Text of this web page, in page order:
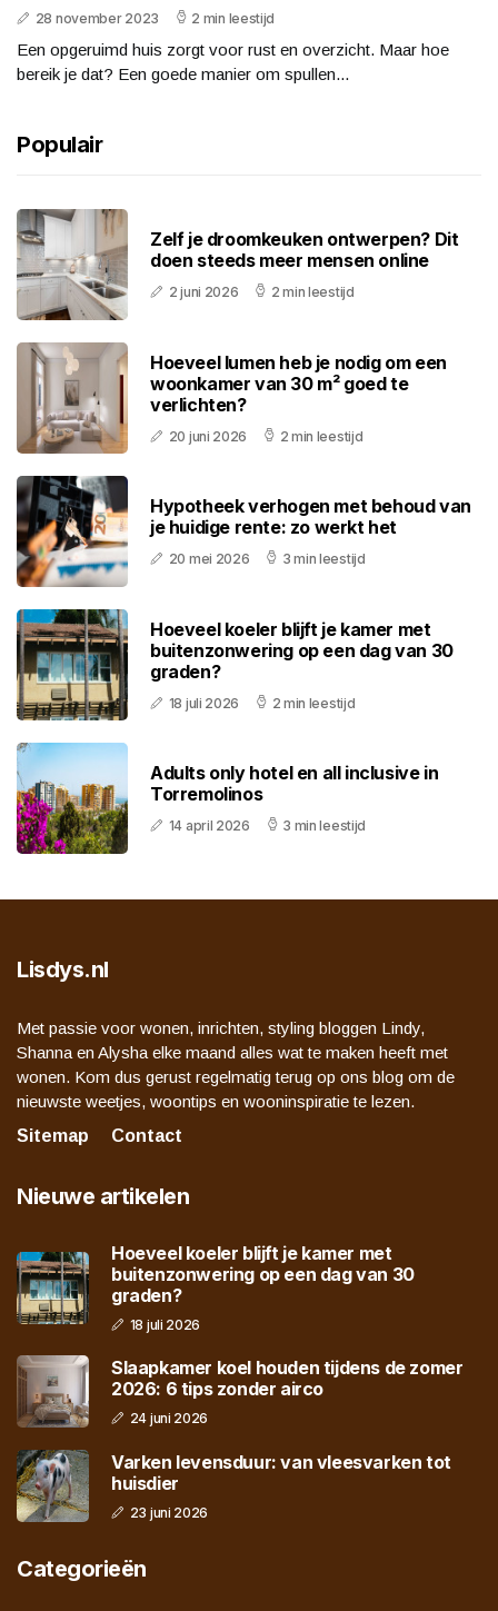
28 november 2023 2 min leestijd
Een opgeruimd huis zorgt voor rust en overzicht. Maar hoe
bereik je dat? Een goede manier om spullen...
Populair
Zelf je droomkeuken ontwerpen? Dit
doen steeds meer mensen online
2 juni 2026 2 min leestijd
Hoeveel lumen heb je nodig om een
woonkamer van 30 m² goed te
verlichten?
20 juni 2026 2 min leestijd
Hypotheek verhogen met behoud van
je huidige rente: zo werkt het
20 mei 2026 3 min leestijd
Hoeveel koeler blijft je kamer met
buitenzonwering op een dag van 30
graden?
18 juli 2026 2 min leestijd
Adults only hotel en all inclusive in
Torremolinos
14 april 2026 3 min leestijd
Lisdys.nl
Met passie voor wonen, inrichten, styling bloggen Lindy,
Shanna en Alysha elke maand alles wat te maken heeft met
wonen. Kom dus gerust regelmatig terug op ons blog om de
nieuwste weetjes, woontips en wooninspiratie te lezen.
Sitemap
Contact
Nieuwe artikelen
Hoeveel koeler blijft je kamer met
buitenzonwering op een dag van 30
graden?
18 juli 2026
Slaapkamer koel houden tijdens de zomer
2026: 6 tips zonder airco
24 juni 2026
Varken levensduur: van vleesvarken tot
huisdier
23 juni 2026
Categorieën